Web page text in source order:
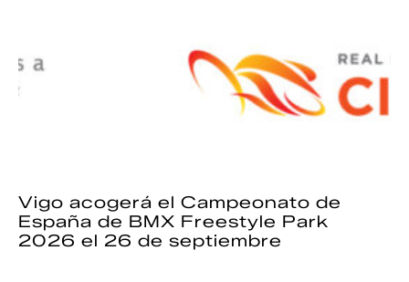
Vigo acogerá el Campeonato de
España de BMX Freestyle Park
2026 el 26 de septiembre